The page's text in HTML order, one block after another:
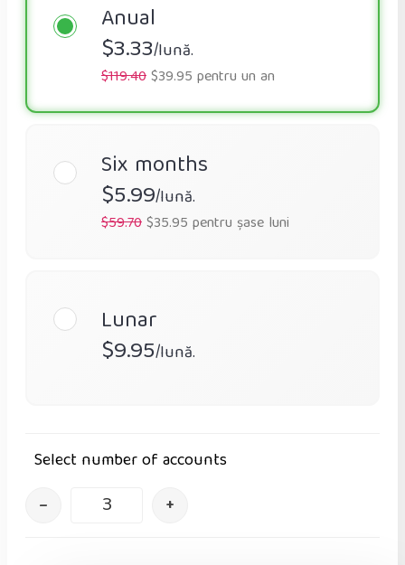
Anual
$3.33/lună.
$119.40$39.95 pentru un an
Six months
$5.99/lună.
$59.70$35.95 pentru șase luni
Lunar
$9.95/lună.
Select number of accounts
– +